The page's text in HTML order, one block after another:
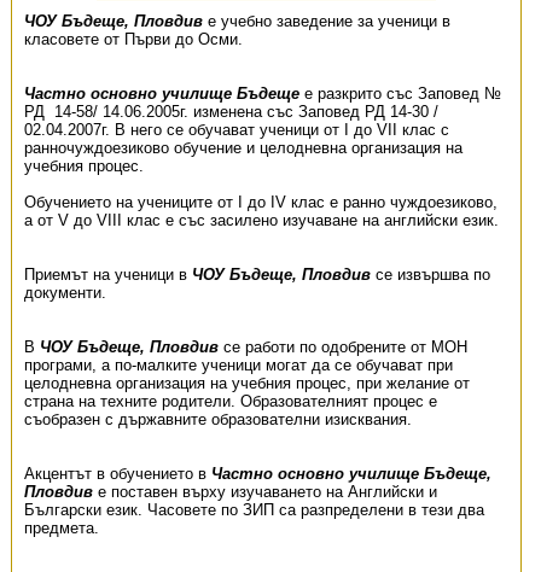
ЧОУ Бъдеще, Пловдиве учебно заведение за ученици в
класовете от Първи до Осми.
Частно основно училище Бъдеще е разкрито със Заповед №
РД 14-58/ 14.06.2005г. изменена със Заповед РД 14-30 /
02.04.2007г. В него се обучават ученици от І до VІІ клас с
ранночуждоезиково обучение и целодневна организация на
учебния процес.
Обучението на учениците от I до IV клас е ранно чуждоезиково,
а от V до VIII клас е със засилено изучаване на английски език.
Приемът на ученици в ЧОУ Бъдеще, Пловдивсе извършва по
документи.
В ЧОУ Бъдеще, Пловдивсе работи по одобрените от МОН
програми, а по-малките ученици могат да се обучават при
целодневна организация на учебния процес, при желание от
страна на техните родители. Образователният процес е
съобразен с държавните образователни изисквания.
Акцентът в обучението в Частно основно училище Бъдеще,
Пловдиве поставен върху изучаването на Английски и
Български език. Часовете по ЗИП са разпределени в тези два
предмета.